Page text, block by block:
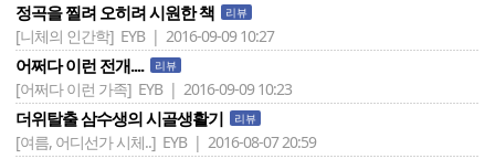
정곡을 찔려 오히려 시원한 책 리뷰
[니체의 인간학] EYB | 2016-09-09 10:27
어쩌다 이런 전개.... 리뷰
[어쩌다 이런 가족] EYB | 2016-09-09 10:23
더위탈출 삼수생의 시골생활기 리뷰
[여름, 어디선가 시체..] EYB | 2016-08-07 20:59